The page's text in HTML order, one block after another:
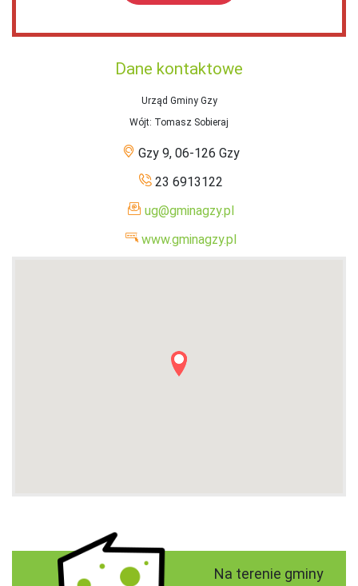
Dane kontaktowe
Urząd Gminy Gzy
Wójt: Tomasz Sobieraj
Gzy 9, 06-126 Gzy
23 6913122
ug@gminagzy.pl
www.gminagzy.pl
Na terenie gminy